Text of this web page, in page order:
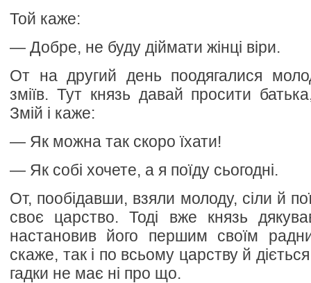
Той каже:
— Добре, не буду діймати жінці віри.
От на другий день поодягалися
зміїв. Тут князь давай просити
Змій і каже:
— Як можна так скоро їхати!
— Як собі хочете, а я поїду сьогодні.
От, пообідавши, взяли молоду, сіли й
своє царство. Тоді вже князь
настановив його першим своїм
скаже, так і по всьому царству й
гадки не має ні про що.